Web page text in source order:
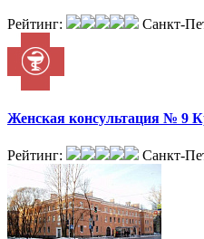
Рейтинг: Санкт-
Женская консультация № 9
Рейтинг: Санкт-